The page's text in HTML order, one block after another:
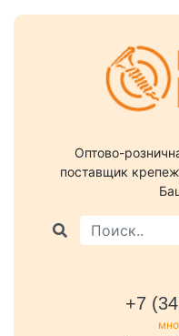
Оптово-
поставщик
+7